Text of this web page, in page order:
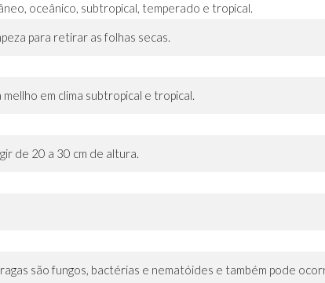
oceânico, subtropical, temperado e tropical.
para retirar as folhas secas.
mellho em clima subtropical e tropical.
de 20 a 30 cm de altura.
são fungos, bactérias e nematóides e também pode